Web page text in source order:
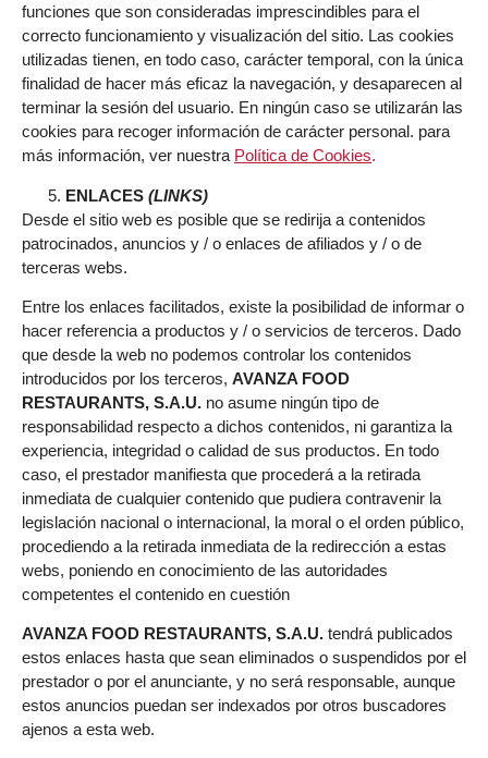
funciones que son consideradas imprescindibles para el
correcto funcionamiento y visualización del sitio. Las cookies
utilizadas tienen, en todo caso, carácter temporal, con la única
finalidad de hacer más eficaz la navegación, y desaparecen al
terminar la sesión del usuario. En ningún caso se utilizarán las
cookies para recoger información de carácter personal. para
más información, ver nuestra Política de Cookies.
ENLACES (LINKS)
Desde el sitio web es posible que se redirija a contenidos
patrocinados, anuncios y / o enlaces de afiliados y / o de
terceras webs.
Entre los enlaces facilitados, existe la posibilidad de informar o
hacer referencia a productos y / o servicios de terceros. Dado
que desde la web no podemos controlar los contenidos
introducidos por los terceros, AVANZA FOOD
RESTAURANTS, S.A.U. no asume ningún tipo de
responsabilidad respecto a dichos contenidos, ni garantiza la
experiencia, integridad o calidad de sus productos. En todo
caso, el prestador manifiesta que procederá a la retirada
inmediata de cualquier contenido que pudiera contravenir la
legislación nacional o internacional, la moral o el orden público,
procediendo a la retirada inmediata de la redirección a estas
webs, poniendo en conocimiento de las autoridades
competentes el contenido en cuestión
AVANZA FOOD RESTAURANTS, S.A.U. tendrá publicados
estos enlaces hasta que sean eliminados o suspendidos por el
prestador o por el anunciante, y no será responsable, aunque
estos anuncios puedan ser indexados por otros buscadores
ajenos a esta web.